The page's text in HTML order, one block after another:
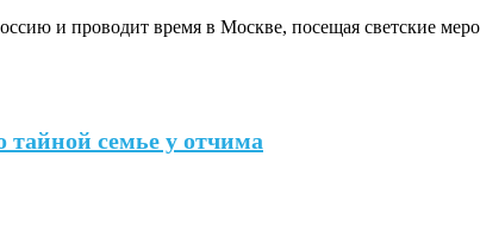
и проводит время в Москве, посещая светские
семье у отчима